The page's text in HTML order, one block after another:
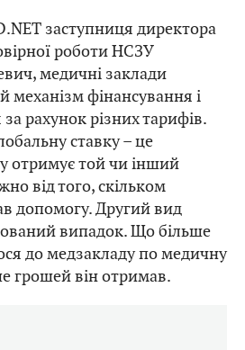
заступниця директора
роботи НСЗУ
медичні заклади
фінансування і
рахунок різних тарифів.
ставку – це
отримує той чи інший
від того, скільком
допомогу. Другий вид
випадок. Що більше
до медзакладу по медичну
грошей він отримав.